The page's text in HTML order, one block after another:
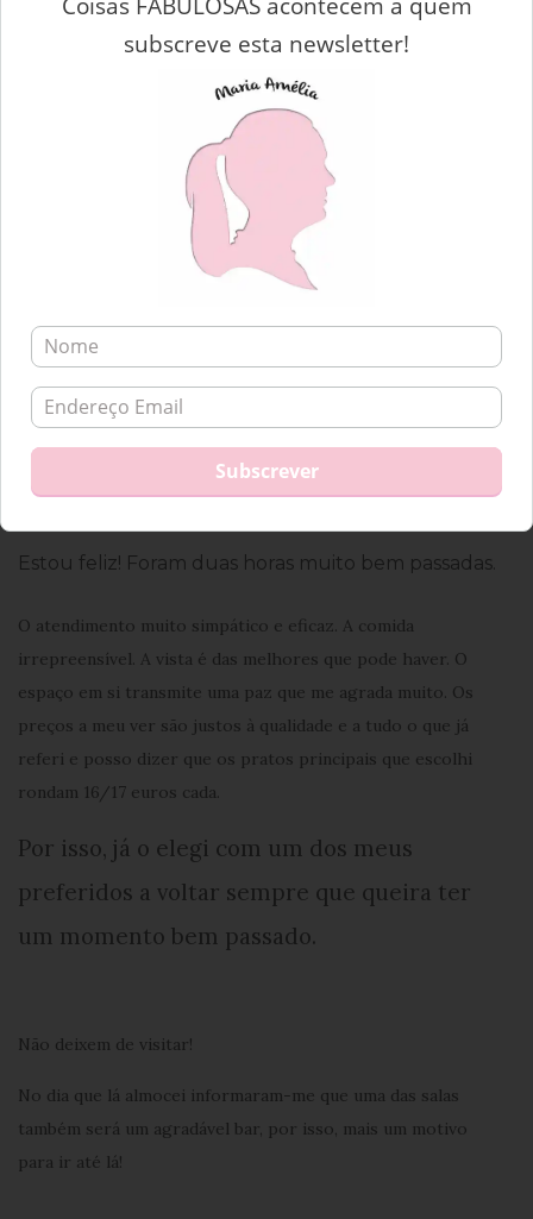
Saí deste restaurante feliz.
Não é cliché, é mesmo verdade!
Ao ir para o estacionamento disse isto mesmo.
Estou feliz! Foram duas horas muito bem passadas.
O atendimento muito simpático e eficaz. A comida
irrepreensível. A vista é das melhores que pode haver. O
espaço em si transmite uma paz que me agrada muito. Os
preços a meu ver são justos à qualidade e a tudo o que já
referi e posso dizer que os pratos principais que escolhi
rondam 16/17 euros cada.
Por isso, já o elegi com um dos meus
preferidos a voltar sempre que queira ter
um momento bem passado.
Não deixem de visitar!
No dia que lá almocei informaram-me que uma das salas
também será um agradável bar, por isso, mais um motivo
para ir até lá!
subscreve esta newsletter!